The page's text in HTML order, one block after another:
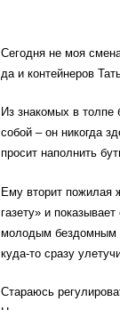
Сегодня не моя
да и контейнеров
Из знакомых в
собой – он никогда
просит наполнить
Ему вторит пожилая
газету» и
молодым бездомным
куда-то сразу
Стараюсь